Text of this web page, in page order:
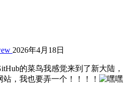
2026年4月18日
的菜鸟我感觉来到了新大陆，
，我也要弄一个！！！！